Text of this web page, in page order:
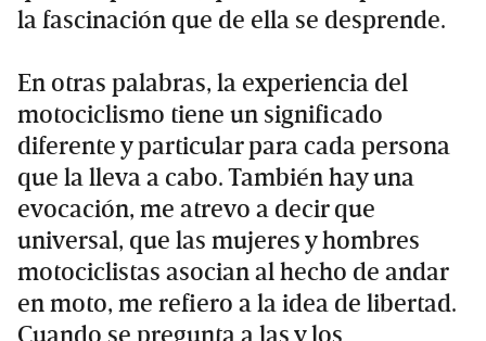
la fascinación que de ella se desprende.
En otras palabras, la experiencia del
motociclismo tiene un significado
diferente y particular para cada persona
que la lleva a cabo. También hay una
evocación, me atrevo a decir que
universal, que las mujeres y hombres
motociclistas asocian al hecho de andar
en moto, me refiero a la idea de libertad.